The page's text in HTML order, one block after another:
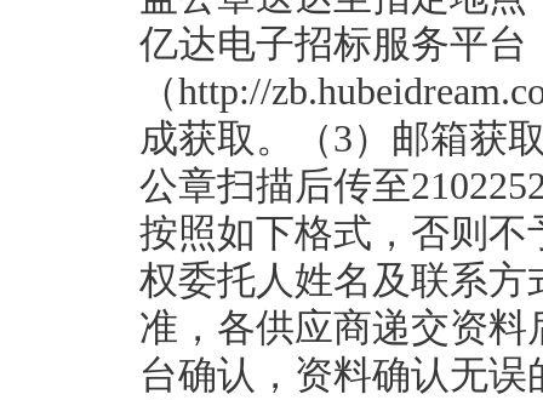
亿达电子招标服务平台
（http://
成获取。（3）邮箱获
公章扫描后传至
按照如下格式，否则
权委托人姓名及联系
准，各供应商递交资
台确认，资料确认无